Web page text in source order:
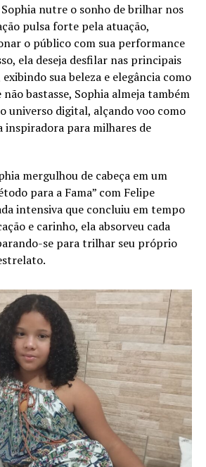
nutre o sonho de brilhar nos
pulsa forte pela atuação,
o público com sua performance
ela deseja desfilar nas principais
sua beleza e elegância como
não bastasse, Sophia almeja também
universo digital, alçando voo como
inspiradora para milhares de
mergulhou de cabeça em um
para a Fama” com Felipe
intensiva que concluiu em tempo
e carinho, ela absorveu cada
se para trilhar seu próprio